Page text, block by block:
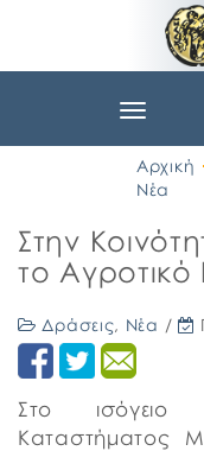
Toggle
Αρχική
Νέα
Στην
το Αγροτικό
Δράσεις, Νέα /
Στο ισόγειο
Καταστήματος